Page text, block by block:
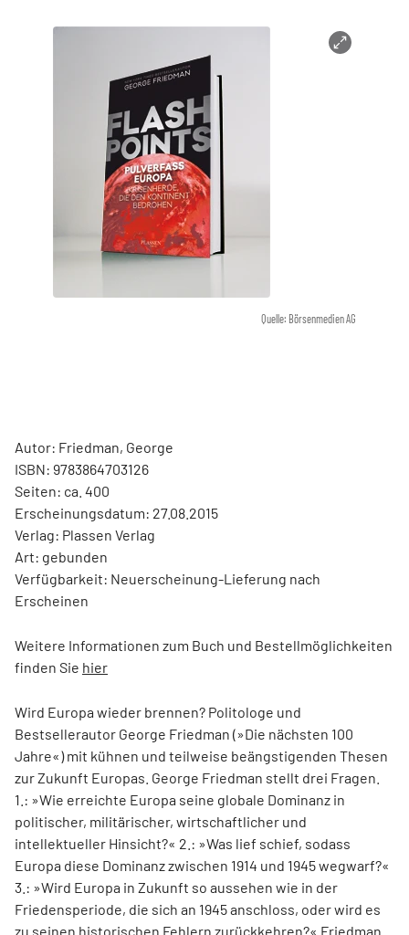
Quelle: Börsenmedien AG
Autor: Friedman, George
ISBN: 9783864703126
Seiten: ca. 400
Erscheinungsdatum: 27.08.2015
Verlag: Plassen Verlag
Art: gebunden
Verfügbarkeit: Neuerscheinung-Lieferung nach
Erscheinen
Weitere Informationen zum Buch und Bestellmöglichkeiten
finden Sie hier
Wird Europa wieder brennen? Politologe und
Bestsellerautor George Friedman (»Die nächsten 100
Jahre«) mit kühnen und teilweise beängstigenden Thesen
zur Zukunft Europas. George Friedman stellt drei Fragen.
1.: »Wie erreichte Europa seine globale Dominanz in
politischer, militärischer, wirtschaftlicher und
intellektueller Hinsicht?« 2.: »Was lief schief, sodass
Europa diese Dominanz zwischen 1914 und 1945 wegwarf?«
3.: »Wird Europa in Zukunft so aussehen wie in der
Friedensperiode, die sich an 1945 anschloss, oder wird es
zu seinen historischen Fehlern zurückkehren?« Friedman